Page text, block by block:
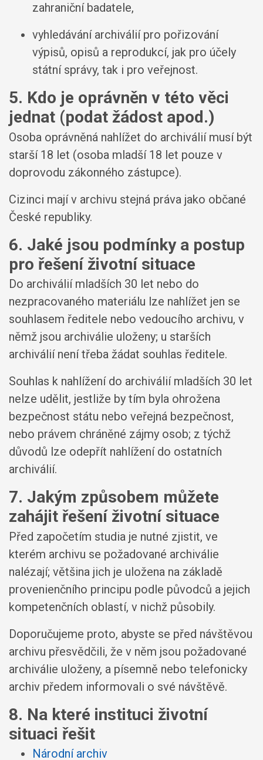
zahraniční badatele,
vyhledávání archiválií pro pořizování
výpisů, opisů a reprodukcí, jak pro účely
státní správy, tak i pro veřejnost.
5. Kdo je oprávněn v této věci
jednat (podat žádost apod.)
Osoba oprávněná nahlížet do archiválií musí být
starší 18 let (osoba mladší 18 let pouze v
doprovodu zákonného zástupce).
Cizinci mají v archivu stejná práva jako občané
České republiky.
6. Jaké jsou podmínky a postup
pro řešení životní situace
Do archiválií mladších 30 let nebo do
nezpracovaného materiálu lze nahlížet jen se
souhlasem ředitele nebo vedoucího archivu, v
němž jsou archiválie uloženy; u starších
archiválií není třeba žádat souhlas ředitele.
Souhlas k nahlížení do archiválií mladších 30 let
nelze udělit, jestliže by tím byla ohrožena
bezpečnost státu nebo veřejná bezpečnost,
nebo právem chráněné zájmy osob; z týchž
důvodů lze odepřít nahlížení do ostatních
archiválií.
7. Jakým způsobem můžete
zahájit řešení životní situace
Před započetím studia je nutné zjistit, ve
kterém archivu se požadované archiválie
nalézají; většina jich je uložena na základě
provenienčního principu podle původců a jejich
kompetenčních oblastí, v nichž působily.
Doporučujeme proto, abyste se před návštěvou
archivu přesvědčili, že v něm jsou požadované
archiválie uloženy, a písemně nebo telefonicky
archiv předem informovali o své návštěvě.
8. Na které instituci životní
situaci řešit
Národní archiv